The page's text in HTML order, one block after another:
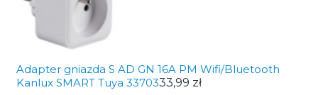
Adapter gniazda S AD GN 16A PM Wifi/Bluetooth
Kanlux SMART Tuya 3370333,99 zł